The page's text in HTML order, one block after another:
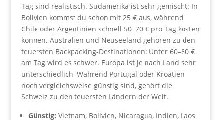
Tag sind realistisch. Südamerika ist sehr gemischt: In
Bolivien kommst du schon mit 25 € aus, während
Chile oder Argentinien schnell 50–70 € pro Tag kosten
können. Australien und Neuseeland gehören zu den
teuersten Backpacking-Destinationen: Unter 60–80 €
am Tag wird es schwer. Europa ist je nach Land sehr
unterschiedlich: Während Portugal oder Kroatien
noch vergleichsweise günstig sind, gehört die
Schweiz zu den teuersten Ländern der Welt.
Günstig: Vietnam, Bolivien, Nicaragua, Indien, Laos